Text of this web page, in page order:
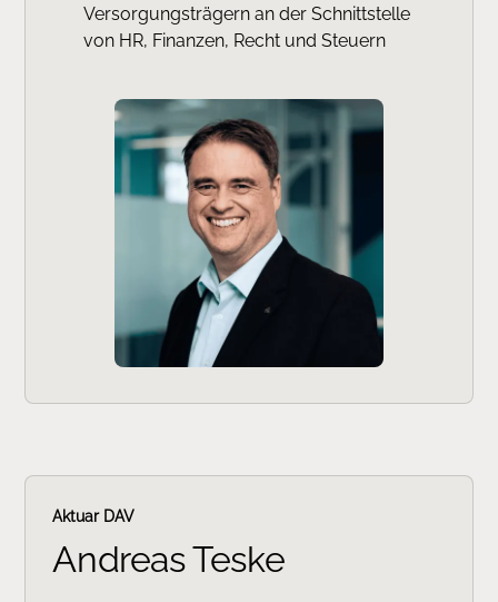
Versorgungsträgern an der Schnittstelle
von HR, Finanzen, Recht und Steuern
Aktuar DAV
Andreas Teske